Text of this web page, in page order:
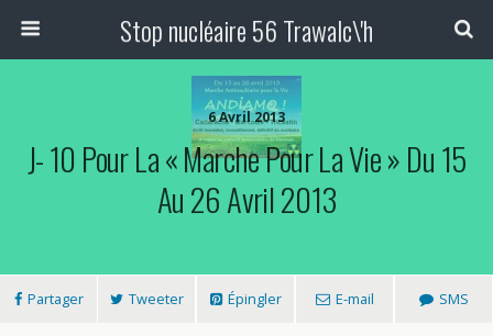
Stop nucléaire 56 Trawalc\'h
6 Avril 2013
J- 10 Pour La « Marche Pour La Vie » Du 15
Au 26 Avril 2013
Partager Tweeter Épingler E-mail SMS